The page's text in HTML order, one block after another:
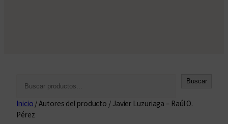
s
c
Buscar
Inicio / Autores del producto / Javier Luzuriaga – Raúl O.
Pérez